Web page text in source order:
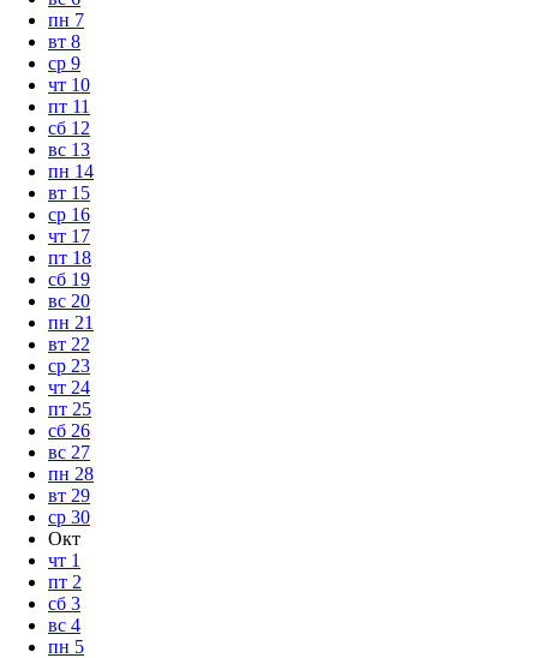
пн 7
вт 8
ср 9
чт 10
пт 11
сб 12
вс 13
пн 14
вт 15
ср 16
чт 17
пт 18
сб 19
вс 20
пн 21
вт 22
ср 23
чт 24
пт 25
сб 26
вс 27
пн 28
вт 29
ср 30
Окт
чт 1
пт 2
сб 3
вс 4
пн 5